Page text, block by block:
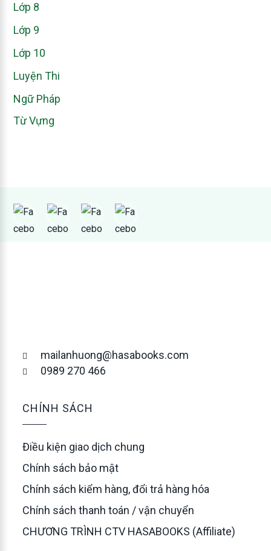
Lớp 8
Lớp 9
Lớp 10
Luyện Thi
Ngữ Pháp
Từ Vựng
mailanhuong@hasabooks.com
0989 270 466
CHÍNH SÁCH
Điều kiện giao dịch chung
Chính sách bảo mật
Chính sách kiểm hàng, đổi trả hàng hóa
Chính sách thanh toán / vận chuyển
CHƯƠNG TRÌNH CTV HASABOOKS (Affiliate)